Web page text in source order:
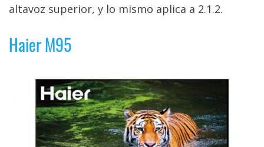
altavoz superior, y lo mismo aplica a 2.1.2.
Haier M95